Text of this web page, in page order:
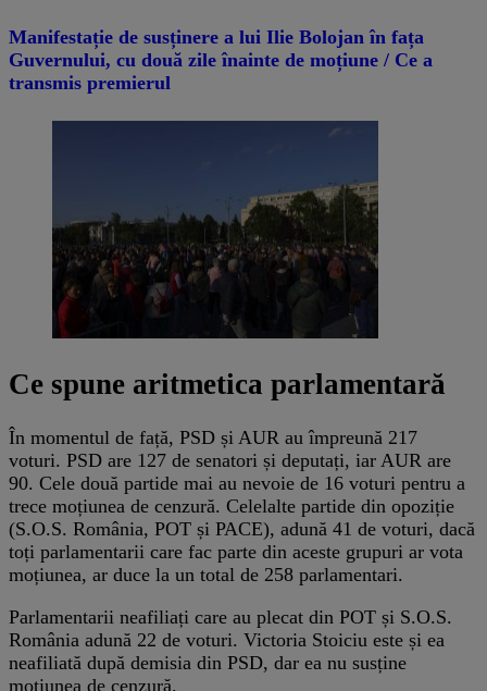
Manifestație de susținere a lui Ilie Bolojan în fața
Guvernului, cu două zile înainte de moțiune / Ce a
transmis premierul
Ce spune aritmetica parlamentară
În momentul de față, PSD și AUR au împreună 217
voturi. PSD are 127 de senatori și deputați, iar AUR are
90. Cele două partide mai au nevoie de 16 voturi pentru a
trece moțiunea de cenzură. Celelalte partide din opoziție
(S.O.S. România, POT și PACE), adună 41 de voturi, dacă
toți parlamentarii care fac parte din aceste grupuri ar vota
moțiunea, ar duce la un total de 258 parlamentari.
Parlamentarii neafiliați care au plecat din POT și S.O.S.
România adună 22 de voturi. Victoria Stoiciu este și ea
neafiliată după demisia din PSD, dar ea nu susține
moțiunea de cenzură.